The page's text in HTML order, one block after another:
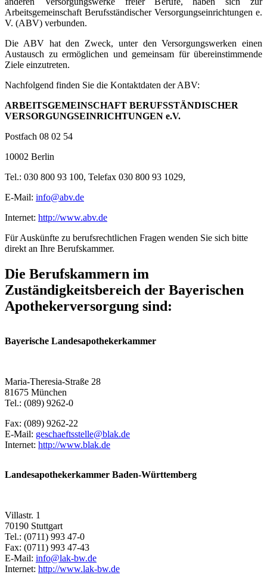
Arbeitsgemeinschaft Berufsständischer Versorgungseinrichtungen e.
V. (ABV) verbunden.
Die ABV hat den Zweck, unter den Versorgungswerken einen
Austausch zu ermöglichen und gemeinsam für übereinstimmende
Ziele einzutreten.
Nachfolgend finden Sie die Kontaktdaten der ABV:
ARBEITSGEMEINSCHAFT BERUFSSTÄNDISCHER
VERSORGUNGSEINRICHTUNGEN e.V.
Postfach 08 02 54
10002 Berlin
Tel.: 030 800 93 100, Telefax 030 800 93 1029,
E-Mail: info@abv.de
Internet: http://www.abv.de
Für Auskünfte zu berufsrechtlichen Fragen wenden Sie sich bitte
direkt an Ihre Berufskammer.
Die Berufskammern im
Zuständigkeitsbereich der Bayerischen
Apothekerversorgung sind:
Bayerische Landesapothekerkammer
Maria-Theresia-Straße 28
81675 München
Tel.: (089) 9262-0
Fax: (089) 9262-22
E-Mail: geschaeftsstelle@blak.de
Internet: http://www.blak.de
Landesapothekerkammer Baden-Württemberg
Villastr. 1
70190 Stuttgart
Tel.: (0711) 993 47-0
Fax: (0711) 993 47-43
E-Mail: info@lak-bw.de
Internet: http://www.lak-bw.de